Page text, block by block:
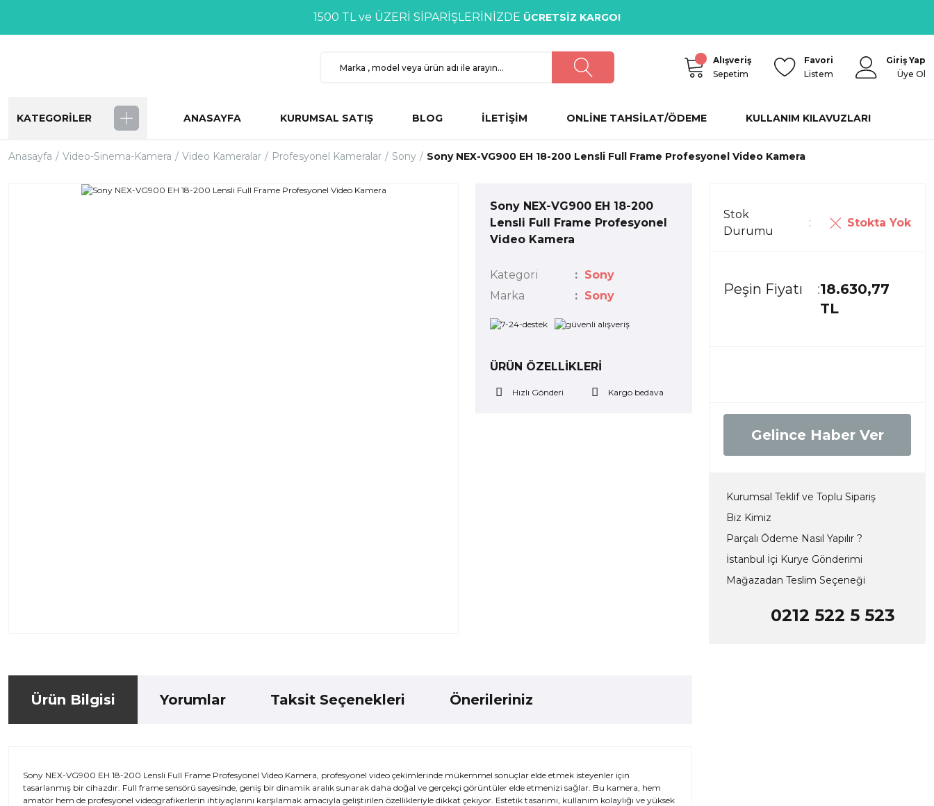
1500 TL ve ÜZERİ SİPARİŞLERİNİZDE ÜCRETSİZ KARGO!
Alışveriş
Sepetim
Favori
Listem
Giriş Yap
Üye Ol
KATEGORİLER ANASAYFA KURUMSAL SATIŞ BLOG İLETİŞİM ONLİNE TAHSİLAT/ÖDEME KULLANIM KILAVUZLARI
Anasayfa Video-Sinema-Kamera Video Kameralar Profesyonel Kameralar Sony Sony NEX-VG900 EH 18-200 Lensli Full Frame Profesyonel Video Kamera
Sony NEX-VG900 EH 18-200
Lensli Full Frame Profesyonel
Video Kamera
Kategori
Sony
Marka
Sony
ÜRÜN ÖZELLİKLERİ
Hızlı Gönderi Kargo bedava
Stok
Durumu
Stokta Yok
Peşin Fiyatı
18.630,77
TL
Gelince Haber Ver
Kurumsal Teklif ve Toplu Sipariş
Biz Kimiz
Parçalı Ödeme Nasıl Yapılır ?
İstanbul İçi Kurye Gönderimi
Mağazadan Teslim Seçeneği
0212 522 5 523
Ürün Bilgisi Yorumlar Taksit Seçenekleri Önerileriniz
Sony NEX-VG900 EH 18-200 Lensli Full Frame Profesyonel Video Kamera, profesyonel video çekimlerinde mükemmel sonuçlar elde etmek isteyenler için
tasarlanmış bir cihazdır. Full frame sensörü sayesinde, geniş bir dinamik aralık sunarak daha doğal ve gerçekçi görüntüler elde etmenizi sağlar. Bu kamera, hem
amatör hem de profesyonel videografikerlerin ihtiyaçlarını karşılamak amacıyla geliştirilen özellikleriyle dikkat çekiyor. Estetik tasarımı, kullanım kolaylığı ve yüksek